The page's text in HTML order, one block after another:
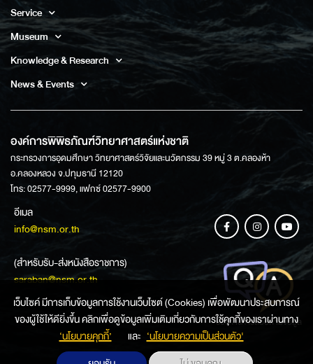
Service
Museum
Knowledge & Research
News & Events
องค์การพิพิธภัณฑ์วิทยาศาสตร์แห่งชาติ
กระทรวงการอุดมศึกษา วิทยาศาสตร์วิจัยและนวัตกรรม 39 หมู่ 3 ต.คลองห้า
อ.คลองหลวง จ.ปทุมธานี 12120
โทร: 02577-9999, แฟกซ์ 02577-9900
อีเมล
info@nsm.or.th
(สำหรับรับ-ส่งหนังสือราชการ)
saraban@nsm.or.th
ช่องทางการสอบถามข้อมูล
เว็บไซค์ มีการเก็บข้อมูลการใช้งานเว็บไซต์ (Cookies) เพื่อพัฒนาประสบการณ์
ของผู้ใช้ให้ดียิ่งขึ้น คลิกเพื่อดูข้อมูลเพิ่มเติมเกี่ยวกับการใช้คุกกี้ของเราผ่านทาง
‘นโยบายคุกกี้’
และ ‘นโยบายความเป็นส่วนตัว'